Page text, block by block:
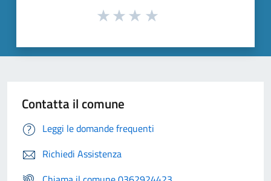
Contatta il comune
Leggi le domande frequenti
Richiedi Assistenza